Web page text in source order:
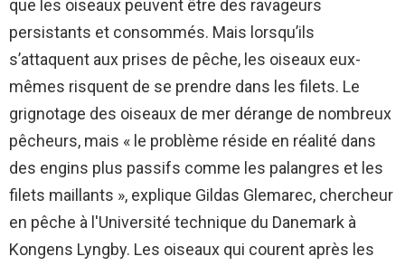
que les oiseaux peuvent être des ravageurs
persistants et consommés. Mais lorsqu’ils
s’attaquent aux prises de pêche, les oiseaux eux-
mêmes risquent de se prendre dans les filets. Le
grignotage des oiseaux de mer dérange de nombreux
pêcheurs, mais « le problème réside en réalité dans
des engins plus passifs comme les palangres et les
filets maillants », explique Gildas Glemarec, chercheur
en pêche à l'Université technique du Danemark à
Kongens Lyngby. Les oiseaux qui courent après les